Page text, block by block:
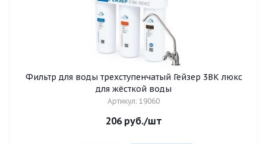
Фильтр для воды трехступенчатый Гейзер 3ВК люкс
для жёсткой воды
Артикул: 19060
206руб./шт